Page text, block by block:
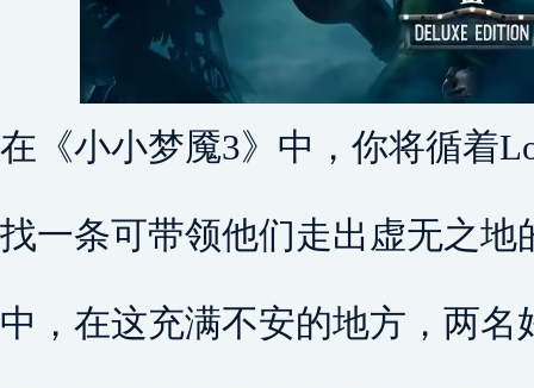
在《小小梦魇3》中，你将循着
找一条可带领他们走出虚无之地
中，在这充满不安的地方，两